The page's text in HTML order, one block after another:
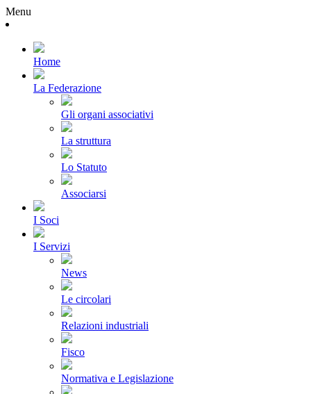
Menu
Home
La Federazione
Gli organi associativi
La struttura
Lo Statuto
Associarsi
I Soci
I Servizi
News
Le circolari
Relazioni industriali
Fisco
Normativa e Legislazione